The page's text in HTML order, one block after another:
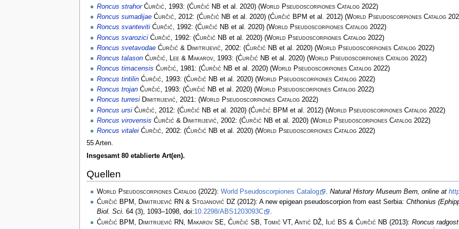
Roncus strahor Ćurčić, 1993: (Ćurčić NB et al. 2020) (World Pseudoscorpiones Catalog2022)
Roncus sumadijae Ćurčić, 2012: (Ćurčić NB et al. 2020) (Ćurčić BPM et al. 2012) (World Pseudoscorpiones Catalog
Roncus svanteviti Ćurčić, 1992: (Ćurčić NB et al. 2020) (World Pseudoscorpiones Catalog2022)
Roncus svarozici Ćurčić , 1992: (Ćurčić NB et al. 2020) (World Pseudoscorpiones Catalog2022)
Roncus svetavodae Ćurčić & Dimitrijević, 2002: (Ćurčić NB et al. 2020) (World Pseudoscorpiones Catalog2022)
Roncus talason Ćurčić, Lee & Makarov, 1993: (Ćurčić NB et al. 2020) (World Pseudoscorpiones Catalog2022)
Roncus timacensis Ćurčić, 1981: (Ćurčić NB et al. 2020) (World Pseudoscorpiones Catalog2022)
Roncus tintilin Ćurčić , 1993: (Ćurčić NB et al. 2020) (World Pseudoscorpiones Catalog2022)
Roncus trojan Ćurčić, 1993: (Ćurčić NB et al. 2020) (World Pseudoscorpiones Catalog2022)
Roncus turresi Dimitrijević, 2021: (World Pseudoscorpiones Catalog2022)
Roncus ursi Ćurčić , 2012: (Ćurčić NB et al. 2020) (Ćurčić BPM et al. 2012) (World Pseudoscorpiones Catalog2022)
Roncus virovensis Ćurčić & Dimitrijević , 2002: (Ćurčić NB et al. 2020) (World Pseudoscorpiones Catalog2022)
Roncus vitalei Ćurčić, 2002: (Ćurčić NB et al. 2020) (World Pseudoscorpiones Catalog2022)
55 Arten.
Insgesamt 80 etablierte Art(en).
Quellen
World Pseudoscorpiones Catalog(2022): World Pseudoscorpiones Catalog . Natural History Museum Bern, online at
Ćurčić BPM, Dimitrijević RN & Stojanović DZ(2012): A new epigean pseudoscorpion from east Serbia: Chthonius
Biol. Sci. 64 (3), 1093–1098, doi:10.2298/ABS1203093C
.
Ćurčić BPM, Dimitrijević RN, Makarov SE, Ćurčić SB, Tomić VT, Antić DŽ, Ilić BS & Ćurčić NB (2013): Roncus radgost